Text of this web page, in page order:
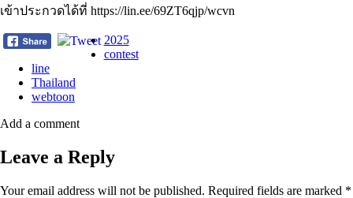
เข้าประกวดได้ที่ https://lin.ee/69ZT6qjp/wcvn
2025
contest
line
Thailand
webtoon
Add a comment
Leave a Reply
Your email address will not be published. Required fields are marked *